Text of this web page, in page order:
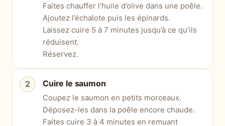
Faites chauffer l’huile d’olive dans une poêle.
Ajoutez l’échalote puis les épinards.
Laissez cuire 5 à 7 minutes jusqu’à ce qu’ils
réduisent.
Réservez.
Cuire le saumon
Coupez le saumon en petits morceaux.
Déposez-les dans la poêle encore chaude.
Faites cuire 3 à 4 minutes en remuant